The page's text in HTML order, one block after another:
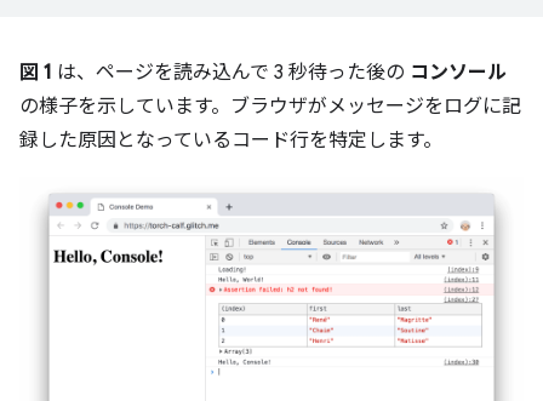
図 1 は、ページを読み込んで 3 秒待った後の コンソール
の様子を示しています。ブラウザがメッセージをログに記
録した原因となっているコード行を特定します。